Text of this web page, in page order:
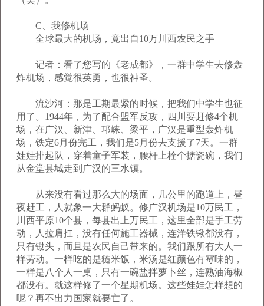
C、我修机场
全球最大的机场，竟出自10万川西农民之手
记者：看了您写的《老成都》，一群中学生去修轰
炸机场，感觉很英勇，也很神圣。
流沙河：那是工期最紧的时候，把我们中学生也征
用了。1944年，为了配合盟军反攻，四川要赶修4个机
场，在广汉、新津、邛崃、梁平，广汉是重型轰炸机
场，铁定6月份完工，我们是5月份去支援了7天。一群
娃娃排起队，穿着童子军装，腰杆上栓个搪瓷碗，我们
从金堂县城走到广汉的三水镇。
从来没有看过那么大的场面，几公里的跑道上，昼
夜赶工，人就象一大群蚂蚁。修广汉机场是10万民工，
川西平原10个县，每县出上万民工，这里全部是手工劳
动，人拉肩扛，没有任何施工器械，连洋铁锹都没有，
只有锄头，而且是农民自己带来的。我们跟所有大人一
样劳动。一样吃的是糙米饭，米汤是红颜色有霉味的，
一样是八个人一桌，只有一碗盐拌萝卜丝，连熟油海椒
都没有。就这样修了一个星期机场。这些娃娃怎样想的
呢？再不出力国家就要亡了。